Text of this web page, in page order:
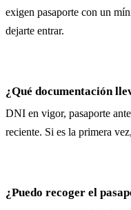
exigen pasaporte con un
dejarte entrar.
¿Qué documentación
DNI en vigor, pasaporte
reciente. Si es la primera
¿Puedo recoger el